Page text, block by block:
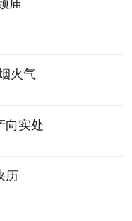
火气
向实处
历